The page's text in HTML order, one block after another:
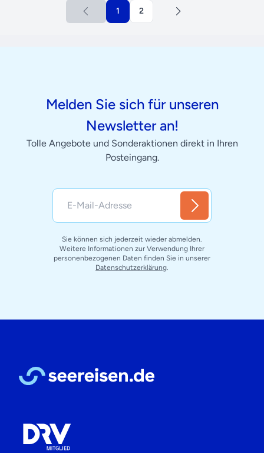
1 2
Melden Sie sich für unseren
Newsletter an!
Tolle Angebote und Sonderaktionen direkt in Ihren
Posteingang.
Sie können sich jederzeit wieder abmelden.
Weitere Informationen zur Verwendung Ihrer
personenbezogenen Daten finden Sie in unserer
Datenschutzerklärung